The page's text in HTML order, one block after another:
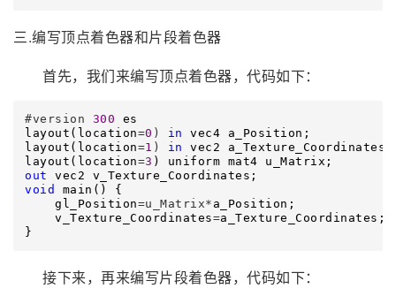
三.编写顶点着色器和片段着色器
首先，我们来编写顶点着色器，代码如下：
#version 300 es
layout(location=0 ) in
vec4 a_Position;
layout(location=1 ) in
vec2 a_Texture_Coordinates;
layout(location=3
out
void
main() {
    gl_Position
=u_Matrix* a_Position;
    v_Texture_Coordinates
=a_Texture_Coordinates;
}
接下来，再来编写片段着色器，代码如下：